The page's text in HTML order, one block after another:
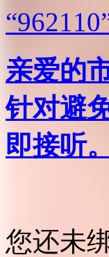
亲爱的
针对避
即接听。
您还未